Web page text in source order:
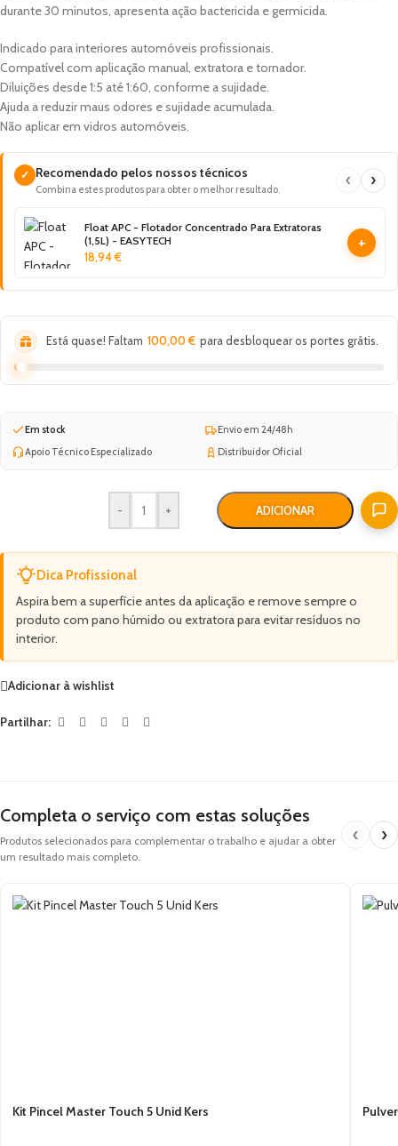
durante 30 minutos, apresenta ação bactericida e germicida.
Indicado para interiores automóveis profissionais.
Compatível com aplicação manual, extratora e tornador.
Diluições desde 1:5 até 1:60, conforme a sujidade.
Ajuda a reduzir maus odores e sujidade acumulada.
Não aplicar em vidros automóveis.
✓ Recomendado pelos nossos técnicos
Combina estes produtos para obter o melhor resultado. ‹ ›
Float APC - Flotador Concentrado Para Extratoras
(1,5L) - EASYTECH
18,94€
+
Está quase! Faltam 100,00€ para desbloquear os portes grátis.
Em stock
Envio em 24/48h
Apoio Técnico Especializado
Distribuidor Oficial
- + ADICIONAR
Dica Profissional
Aspira bem a superfície antes da aplicação e remove sempre o
produto com pano húmido ou extratora para evitar resíduos no
interior.
Adicionar à wishlist
Partilhar:
Completa o serviço com estas soluções
Produtos selecionados para complementar o trabalho e ajudar a obter
um resultado mais completo.
‹ ›
Kit Pincel Master Touch 5 Unid Kers